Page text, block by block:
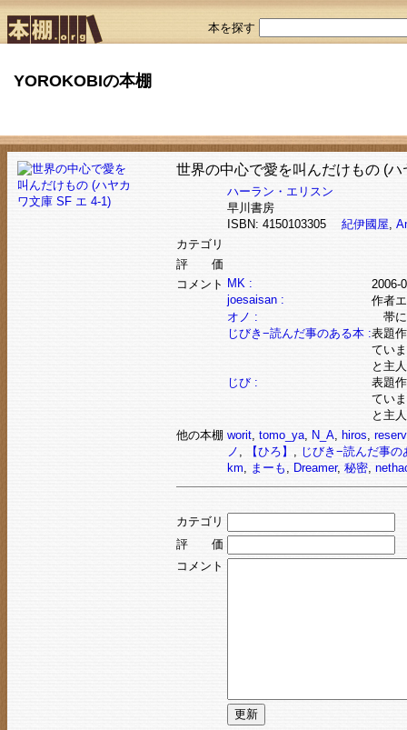
本を探す
YOROKOBIの本棚
世界の中心で愛を叫んだけもの (
ハーラン・エリスン
早川書房
ISBN: 4150103305 紀伊國屋,
カテゴリ
評 価
コメント MK :
2006-
joesaisan :
作者
オノ :
帯に
じびき−読んだ事のある本 :表題
てい
と主
じび :
表題
てい
と主
他の本棚 worit, tomo_ya, N_A, hiros,
ノ , 【ひろ】 , じびき−読んだ事の
km, まーも , Dreamer, 秘密,
カテゴリ
評 価
コメント